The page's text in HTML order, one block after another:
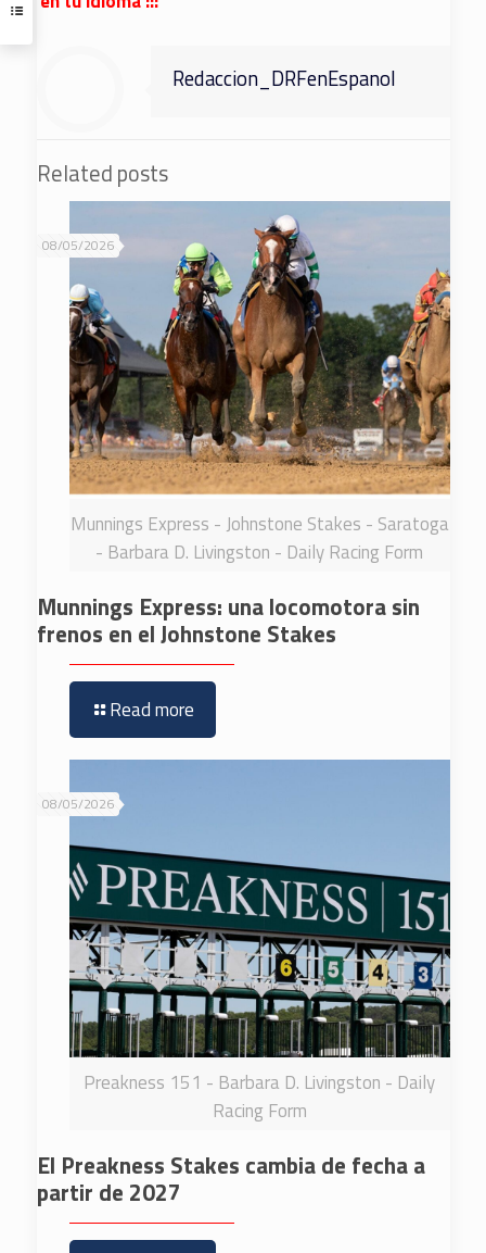
Redaccion_DRFenEspanol
Related posts
Munnings Express - Johnstone Stakes - Saratoga
- Barbara D. Livingston - Daily Racing Form
08/05/2026
Munnings Express: una locomotora sin
frenos en el Johnstone Stakes
Read more
Preakness 151 - Barbara D. Livingston - Daily
Racing Form
08/05/2026
El Preakness Stakes cambia de fecha a
partir de 2027